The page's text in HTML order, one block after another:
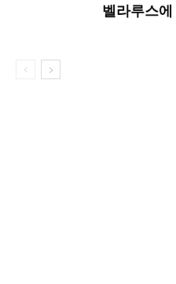
벨라루스에